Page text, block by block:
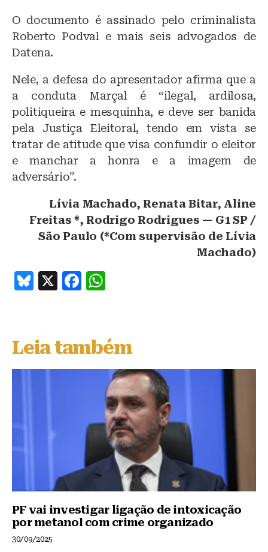
O documento é assinado pelo criminalista
Roberto Podval e mais seis advogados de
Datena.
Nele, a defesa do apresentador afirma que a
a conduta Marçal é “ilegal, ardilosa,
politiqueira e mesquinha, e deve ser banida
pela Justiça Eleitoral, tendo em vista se
tratar de atitude que visa confundir o eleitor
e manchar a honra e a imagem de
adversário”.
Lívia Machado, Renata Bitar, Aline
Freitas *, Rodrigo Rodrigues — G1 SP /
São Paulo (*Com supervisão de Lívia
Machado)
B
s
k
y
X
F
e
b
o
s
A
p
p
Leia também
PF vai investigar ligação de intoxicação
por metanol com crime organizado
30/09/2025